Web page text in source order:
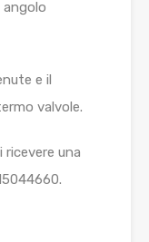
e il
valvole.
una